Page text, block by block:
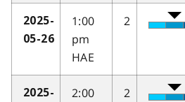
2025-
05-26
1:00
pm
HAE
2
2025-
2:00
2